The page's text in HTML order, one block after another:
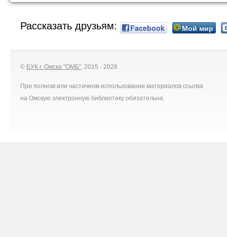
Рассказать друзьям: Facebook Мой мир
© БУК г. Омска "ОМБ", 2015 - 2026
При полном или частичном использовании материалов ссылка
на Омскую электронную библиотеку обязательна.